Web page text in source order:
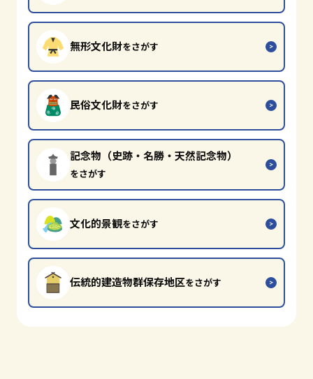
無形文化財をさがす
民俗文化財をさがす
記念物（史跡・名勝・天然記念物）
をさがす
文化的景観をさがす
伝統的建造物群保存地区をさがす